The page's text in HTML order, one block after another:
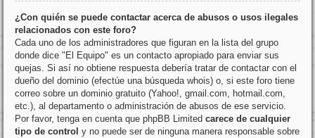
¿Con quién se puede contactar acerca de abusos o usos ilegales
relacionados con este foro?
Cada uno de los administradores que figuran en la lista del grupo
donde dice "El Equipo" es un contacto apropiado para enviar sus
quejas. Si así no obtiene respuesta debería tratar de contactar con el
dueño del dominio (efectúe una búsqueda whois) o, si este foro tiene
correo sobre un dominio gratuito (Yahoo!, gmail.com, hotmail.com,
etc.), al departamento o administración de abusos de ese servicio.
Por favor, tenga en cuenta que phpBB Limited carece de cualquier
tipo de control y no puede ser de ninguna manera responsable sobre